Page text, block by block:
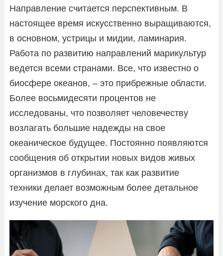
Направление считается перспективным. В
настоящее время искусственно выращиваются,
в основном, устрицы и мидии, ламинария.
Работа по развитию направлений марикультур
ведется всеми странами. Все, что известно о
биосфере океанов, – это прибрежные области.
Более восьмидесяти процентов не
исследованы, что позволяет человечеству
возлагать большие надежды на свое
океаническое будущее. Постоянно появляются
сообщения об открытии новых видов живых
организмов в глубинах, так как развитие
техники делает возможным более детальное
изучение морского дна.